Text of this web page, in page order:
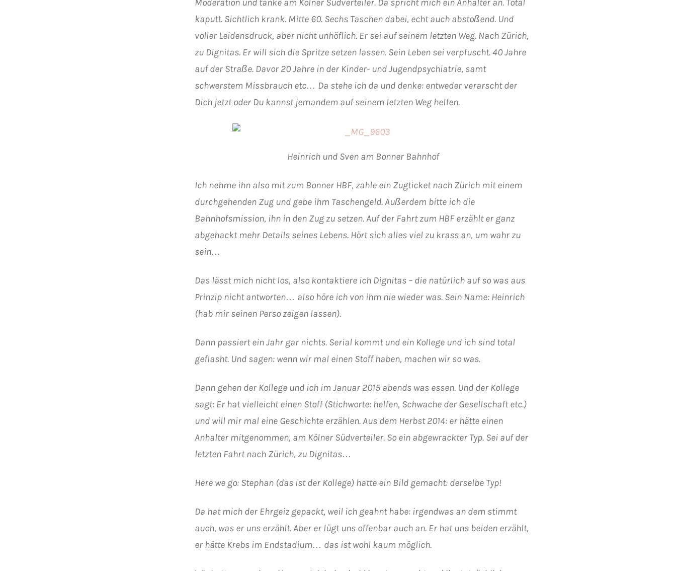
kaputt. Sichtlich krank. Mitte 60. Sechs Taschen dabei, echt auch abstoßend. Und
voller Leidensdruck, aber nicht unhöflich. Er sei auf seinem letzten Weg. Nach Zürich,
zu Dignitas. Er will sich die Spritze setzen lassen. Sein Leben sei verpfuscht. 40 Jahre
auf der Straße. Davor 20 Jahre in der Kinder- und Jugendpsychiatrie, samt
schwerstem Missbrauch etc… Da stehe ich da und denke: entweder verarscht der
Dich jetzt oder Du kannst jemandem auf seinem letzten Weg helfen.
Heinrich und Sven am Bonner Bahnhof
Ich nehme ihn also mit zum Bonner HBF, zahle ein Zugticket nach Zürich mit einem
durchgehenden Zug und gebe ihm Taschengeld. Außerdem bitte ich die
Bahnhofsmission, ihn in den Zug zu setzen. Auf der Fahrt zum HBF erzählt er ganz
abgehackt mehr Details seines Lebens. Hört sich alles viel zu krass an, um wahr zu
sein…
Das lässt mich nicht los, also kontaktiere ich Dignitas – die natürlich auf so was aus
Prinzip nicht antworten… also höre ich von ihm nie wieder was. Sein Name: Heinrich
(hab mir seinen Perso zeigen lassen).
Dann passiert ein Jahr gar nichts. Serial kommt und ein Kollege und ich sind total
geflasht. Und sagen: wenn wir mal einen Stoff haben, machen wir so was.
Dann gehen der Kollege und ich im Januar 2015 abends was essen. Und der Kollege
sagt: Er hat vielleicht einen Stoff (Stichworte: helfen, Schwache der Gesellschaft etc.)
und will mir mal eine Geschichte erzählen. Aus dem Herbst 2014: er hätte einen
Anhalter mitgenommen, am Kölner Südverteiler. So ein abgewrackter Typ. Sei auf der
letzten Fahrt nach Zürich, zu Dignitas…
Here we go: Stephan (das ist der Kollege) hatte ein Bild gemacht: derselbe Typ!
Da hat mich der Ehrgeiz gepackt, weil ich geahnt habe: irgendwas an dem stimmt
auch, was er uns erzählt. Aber er lügt uns offenbar auch an. Er hat uns beiden erzählt,
er hätte Krebs im Endstadium… das ist wohl kaum möglich.